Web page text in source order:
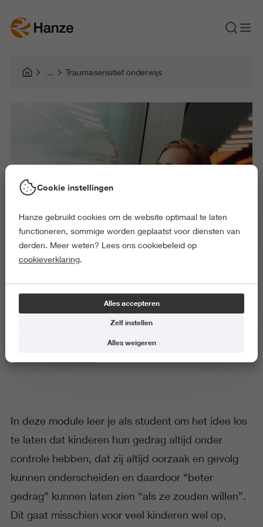
Traumasensitief onderwijs
Traumasensitief onderwijs
In deze module leer je als student om het idee los
te laten dat kinderen hun gedrag altijd onder
controle hebben, dat zij altijd oorzaak en gevolg
kunnen onderscheiden en daardoor “beter
gedrag” kunnen laten zien “als ze zouden willen”.
Dit gaat misschien voor veel kinderen wel op,
Cookie instellingen
Hanze gebruikt cookies om de website optimaal te laten
functioneren, sommige worden geplaatst voor diensten van
derden. Meer weten? Lees ons cookiebeleid op
cookieverklaring.
Alles accepteren
Zelf instellen
Alles weigeren